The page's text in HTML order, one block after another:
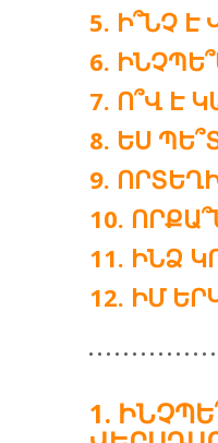
Ի՞ՆՉ Է
Ո՞Վ Է
ԵՍ
ԻՆՁ
ԻՄ